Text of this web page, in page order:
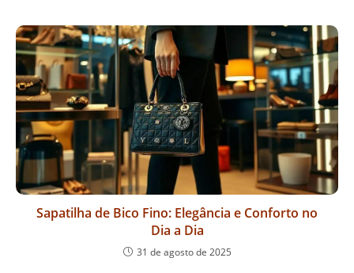
Sapatilha de Bico Fino: Elegância e Conforto no
Dia a Dia
31 de agosto de 2025